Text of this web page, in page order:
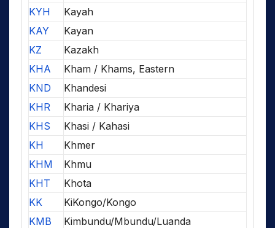
KYH
Kayah
KAY
Kayan
KZ
Kazakh
KHA
Kham / Khams, Eastern
KND
Khandesi
KHR
Kharia / Khariya
KHS
Khasi / Kahasi
KH
Khmer
KHM
Khmu
KHT
Khota
KK
KiKongo/Kongo
KMB
Kimbundu/Mbundu/Luanda